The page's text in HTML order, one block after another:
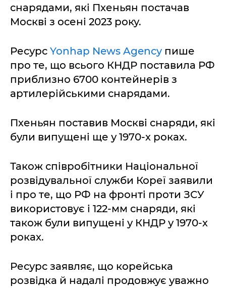
снарядами, які Пхеньян постачав
Москві з осені 2023 року.
Ресурс Yonhap News Agency пише
про те, що всього КНДР поставила РФ
приблизно 6700 контейнерів з
артилерійськими снарядами.
Пхеньян поставив Москві снаряди, які
були випущені ще у 1970-х роках.
Також співробітники Національної
розвідувальної служби Кореї заявили
і про те, що РФ на фронті проти ЗСУ
використовує і 122-мм снаряди, які
також були випущені у КНДР у 1970-х
роках.
Ресурс заявляє, що корейська
розвідка й надалі продовжує уважно